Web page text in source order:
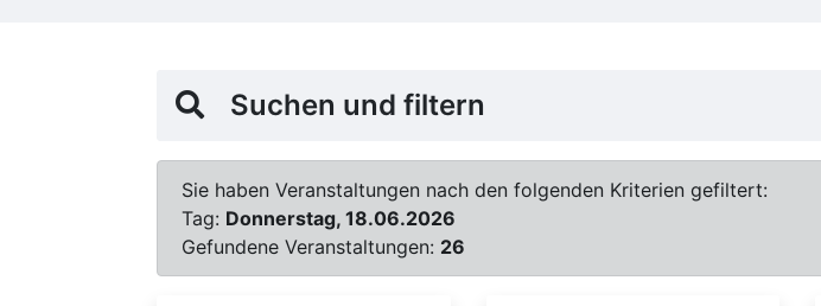
Suchen und filtern
Sie haben Veranstaltungen nach den folgenden Kriterien gefiltert:
Tag: Donnerstag, 18.06.2026
Gefundene Veranstaltungen: 26